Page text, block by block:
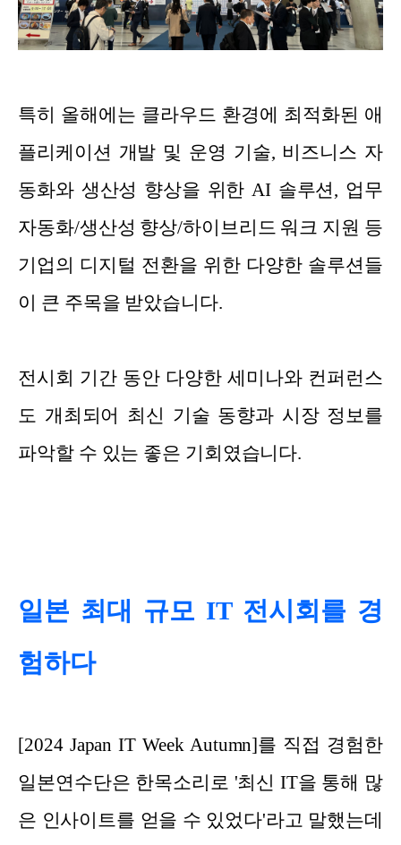
특히 올해에는 클라우드 환경에 최적화된 애
플리케이션 개발 및 운영 기술, 비즈니스 자
동화와 생산성 향상을 위한 AI 솔루션, 업무
자동화/생산성 향상/하이브리드 워크 지원 등
기업의 디지털 전환을 위한 다양한 솔루션들
이 큰 주목을 받았습니다.
전시회 기간 동안 다양한 세미나와 컨퍼런스
도 개최되어 최신 기술 동향과 시장 정보를
파악할 수 있는 좋은 기회였습니다.
일본 최대 규모 IT 전시회를 경
험하다
[2024 Japan IT Week Autumn]를 직접 경험한
일본연수단은 한목소리로 '최신 IT을 통해 많
은 인사이트를 얻을 수 있었다'라고 말했는데